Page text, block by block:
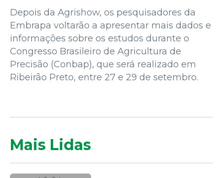
Depois da Agrishow, os pesquisadores da
Embrapa voltarão a apresentar mais dados e
informações sobre os estudos durante o
Congresso Brasileiro de Agricultura de
Precisão (Conbap), que será realizado em
Ribeirão Preto, entre 27 e 29 de setembro.
Mais Lidas